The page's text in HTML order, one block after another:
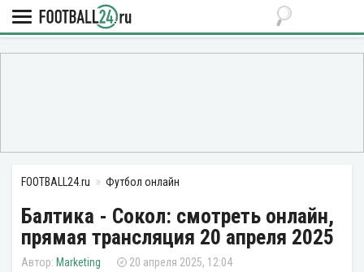
FOOTBALL24.ru Футбол онлайн
Балтика - Сокол: смотреть онлайн,
прямая трансляция 20 апреля 2025
Marketing 20 апреля 2025, 12:04